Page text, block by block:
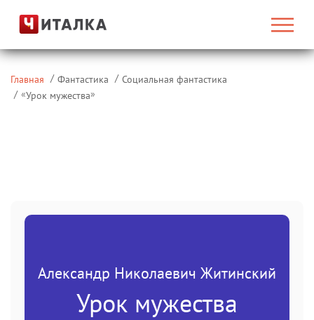
Главная Фантастика
Социальная фантастика
«Урок мужества»
Александр Николаевич Житинский
Урок мужества